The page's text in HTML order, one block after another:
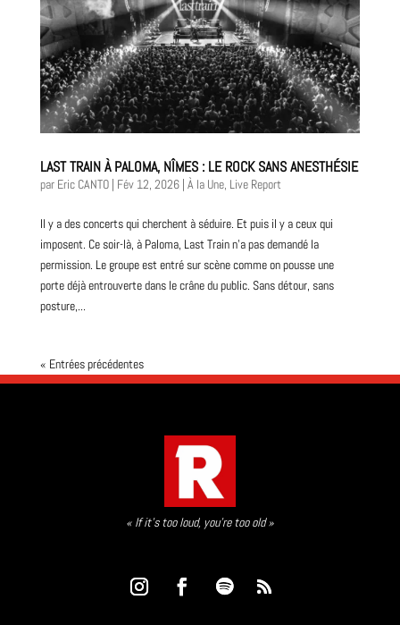
LAST TRAIN À PALOMA, NÎMES : LE ROCK SANS ANESTHÉSIE
par Eric CANTO| Fév 12, 2026| À la Une, Live Report
Il y a des concerts qui cherchent à séduire. Et puis il y a ceux qui
imposent. Ce soir-là, à Paloma, Last Train n’a pas demandé la
permission. Le groupe est entré sur scène comme on pousse une
porte déjà entrouverte dans le crâne du public. Sans détour, sans
posture,...
« Entrées précédentes
« If it’s too loud, you’re too old »